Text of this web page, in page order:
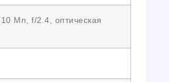
Мп, f/2.4, оптическая